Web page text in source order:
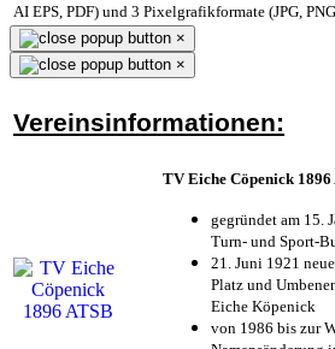
AI EPS, PDF) und 3 Pixelgrafikformate (JPG,
×
×
Vereinsinformationen:
TV Eiche Cöpenick
gegründet am 15.
Turn- und Sport-
21. Juni 1921
Platz und
Eiche Köpenick
von 1986 bis zur